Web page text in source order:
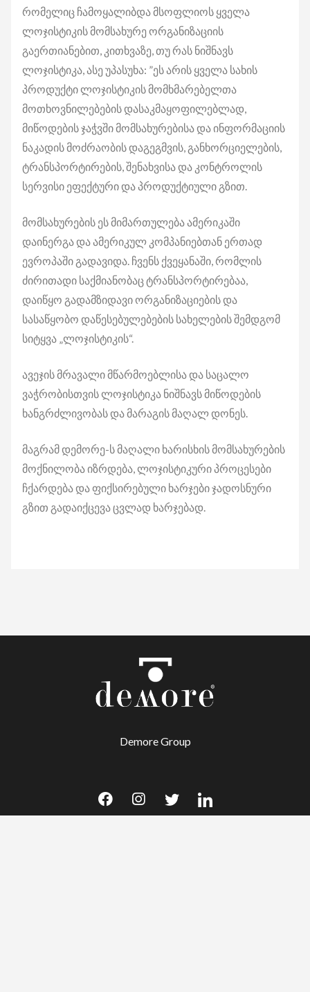
რომელიც ჩამოყალიბდა მსოფლიოს ყველა
ლოჯისტიკის მომსახურე ორგანიზაციის
გაერთიანებით, კითხვაზე, თუ რას ნიშნავს
ლოჯისტიკა, ასე უპასუხა: ”ეს არის ყველა სახის
პროდუქტი ლოჯისტიკის მომხმარებელთა
მოთხოვნილებების დასაკმაყოფილებლად,
მიწოდების ჯაჭვში მომსახურებისა და ინფორმაციის
ნაკადის მოძრაობის დაგეგმვის, განხორციელების,
ტრანსპორტირების, შენახვისა და კონტროლის
სერვისი ეფექტური და პროდუქტიული გზით.
მომსახურების ეს მიმართულება ამერიკაში
დაინერგა და ამერიკულ კომპანიებთან ერთად
ევროპაში გადავიდა. ჩვენს ქვეყანაში, რომლის
ძირითადი საქმიანობაც ტრანსპორტირებაა,
დაიწყო გადამზიდავი ორგანიზაციების და
სასაწყობო დაწესებულებების სახელების შემდგომ
სიტყვა „ლოჯისტიკის“.
ავეჯის მრავალი მწარმოებლისა და საცალო
ვაჭრობისთვის ლოჯისტიკა ნიშნავს მიწოდების
ხანგრძლივობას და მარაგის მაღალ დონეს.
მაგრამ დემორე-ს მაღალი ხარისხის მომსახურების
მოქნილობა იზრდება, ლოჯისტიკური პროცესები
ჩქარდება და ფიქსირებული ხარჯები ჯადოსნური
გზით გადაიქცევა ცვლად ხარჯებად.
Demore Group